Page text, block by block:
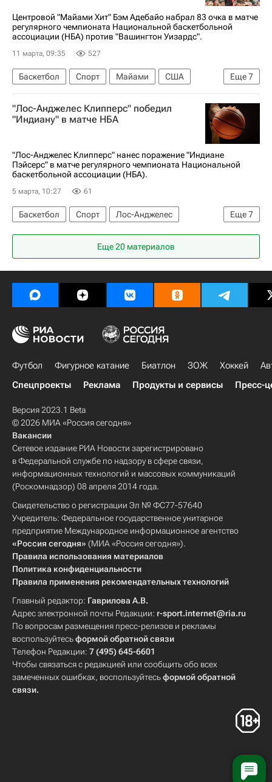
Центровой "Майами Хит" Бэм Адебайо набрал 83 очка в матче
регулярного чемпионата Национальной баскетбольной
ассоциации (НБА) против "Вашингтон Уизардс".
11 марта, 09:35 527
Еще7
Баскетбол Спорт Майами
США
Владислав Голдин
Бэм Адебайо
Кобе Брайант
Лос-Анджелес Лейкерс
"Лос-Анджелес Клипперс" победил
"Индиану" в матче НБА
"Лос-Анджелес Клипперс" нанес поражение "Индиане
Пэйсерс" в матче регулярного чемпионата Национальной
баскетбольной ассоциации (НБА).
5 марта, 10:27 61
Еще7
Баскетбол Спорт
Лос-Анджелес
Восток
Кавай Леонард
Паскаль Сиакам
Лос-Анджелес Клипперс
Индиана Пэйсерс
Нью-Йорк Никс
НБА
Еще 20 материалов
Футбол Фигурное катание Биатлон ЗОЖ Хоккей
Спецпроекты
Реклама Продукты и сервисы Пресс-
Версия 2023.1 Beta
© 2026 МИА «Россия сегодня»
Вакансии
Сетевое издание РИА Новости зарегистрировано
в Федеральной службе по надзору в сфере связи,
информационных технологий и массовых коммуникаций
(Роскомнадзор) 08 апреля 2014 года.
Свидетельство о регистрации Эл № ФС77-57640
Учредитель: Федеральное государственное унитарное
предприятие Международное информационное агентство
«Россия сегодня» (МИА «Россия сегодня»).
Правила использования материалов
Политика конфиденциальности
Правила применения рекомендательных технологий
Главный редактор: Гаврилова А.В.
Адрес электронной почты Редакции: r-sport.internet@ria.ru
По вопросам размещения пресс-релизов и рекламы
воспользуйтесьформой обратной связи
Телефон Редакции: 7 (495) 645-6601
Чтобы связаться с редакцией или сообщить обо всех
замеченных ошибках, воспользуйтесьформой обратной
связи.